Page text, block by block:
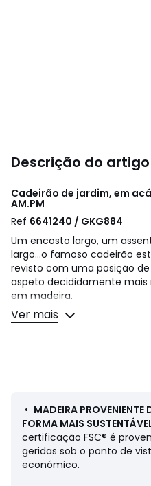
Descrição do artigo
Cadeirão de jardim, em
AM.PM
Ref 6641240 / GKG884
Um encosto largo, um
largo...o famoso cadeirão
revisto com uma posição
aspeto decididamente
em madeira.
Descrição:
• Acácia maciça FSC® com
• Profundidade: 71 cm
• Peso: 10,5 kg
Entrega
Este artigo é entregue
Ver mais
• MADEIRA PROVENIENTE
FORMA MAIS
certificação FSC® é
geridas sob o ponto de
económico.